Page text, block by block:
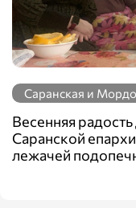
Саранская и
Весенняя
Саранской
лежачей